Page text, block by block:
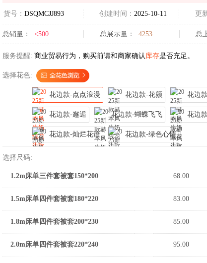
货号： DSQMCJJ893 创建时间： 2025-10-11 更
总销量： <500 总展示量： 4253 总
服务提醒: 商业贸易行为，购买前请和商家确认 库存是否充足。
选择花色:
花边款-点点浪漫 花边款-花颜 花边
花边款-邂逅 花边款-蝴蝶飞飞 花边
花边款-灿烂花语 花边款-绿色心情
选择尺码:
1.2m床单三件套被套150*200 68.00
1.5m床单四件套被套180*220 83.00
1.8m床单四件套被套200*230 85.00
2.0m床单四件套被套220*240 95.00